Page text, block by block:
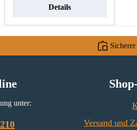
Türdichtung Eckdaten:
Details
unter:
Versand und